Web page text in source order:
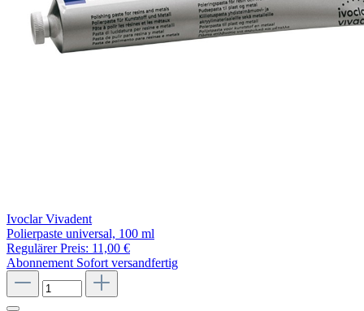
Ivoclar Vivadent
Polierpaste universal, 100 ml
Regulärer Preis: 11,00 €
Abonnement Sofort versandfertig